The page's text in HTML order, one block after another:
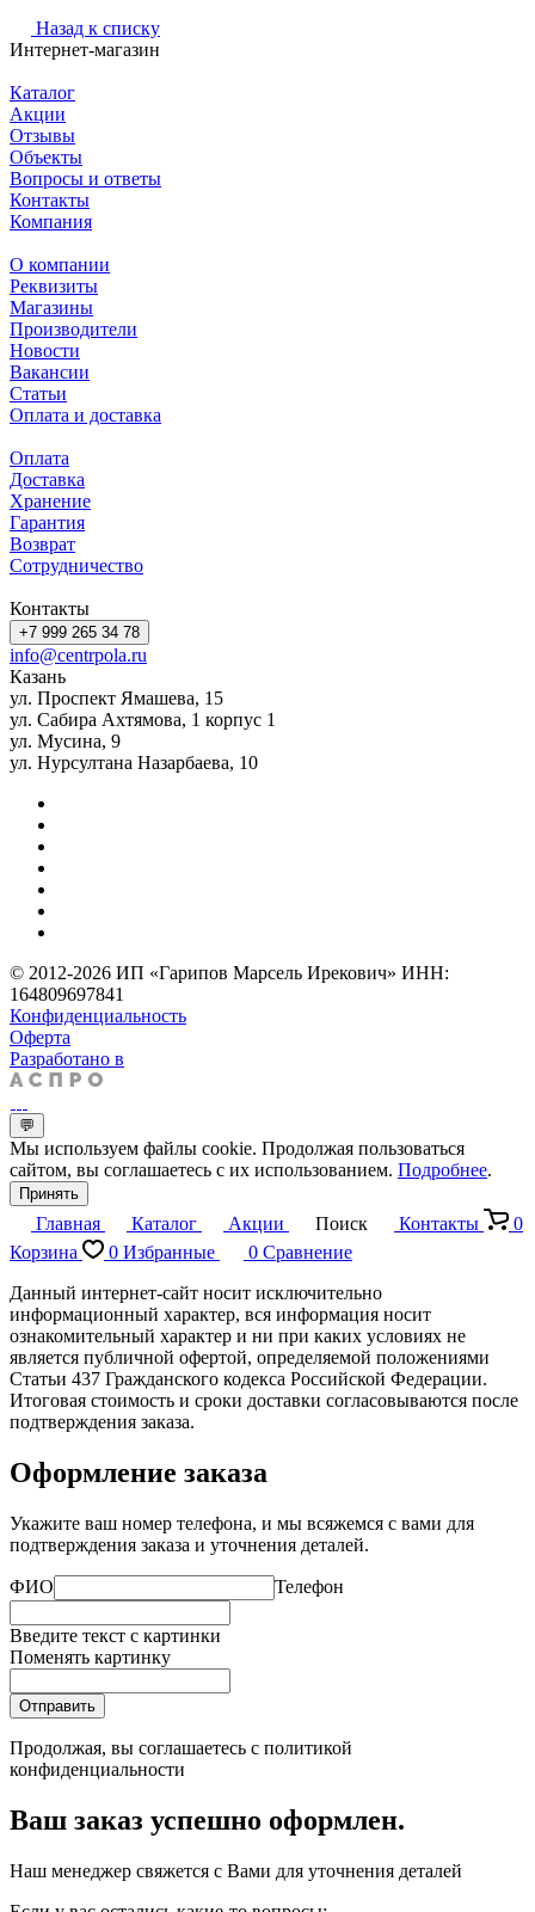
Назад к списку
Интернет-магазин
Каталог
Акции
Отзывы
Объекты
Вопросы и ответы
Контакты
Компания
О компании
Реквизиты
Магазины
Производители
Новости
Вакансии
Статьи
Оплата и доставка
Оплата
Доставка
Хранение
Гарантия
Возврат
Сотрудничество
Контакты
+7 999 265 34 78
info@centrpola.ru
Казань
ул. Проспект Ямашева, 15
ул. Сабира Ахтямова, 1 корпус 1
ул. Мусина, 9
ул. Нурсултана Назарбаева, 10
© 2012-2026 ИП «Гарипов Марсель Ирекович» ИНН:
164809697841
Конфиденциальность
Оферта
Разработано в
💬
Мы используем файлы cookie. Продолжая пользоваться
сайтом, вы соглашаетесь с их использованием. Подробнее.
Принять
Главная Каталог Акции Поиск Контакты
0
Корзина
0 Избранные 0 Сравнение
Данный интернет-сайт носит исключительно
информационный характер, вся информация носит
ознакомительный характер и ни при каких условиях не
является публичной офертой, определяемой положениями
Статьи 437 Гражданского кодекса Российской Федерации.
Итоговая стоимость и сроки доставки согласовываются после
подтверждения заказа.
Оформление заказа
Укажите ваш номер телефона, и мы всяжемся с вами для
подтверждения заказа и уточнения деталей.
ФИО Телефон
Введите текст с картинки
Поменять картинку
Отправить
Продолжая, вы соглашаетесь с политикой
конфиденциальности
Ваш заказ успешно оформлен.
Наш менеджер свяжется с Вами для уточнения деталей